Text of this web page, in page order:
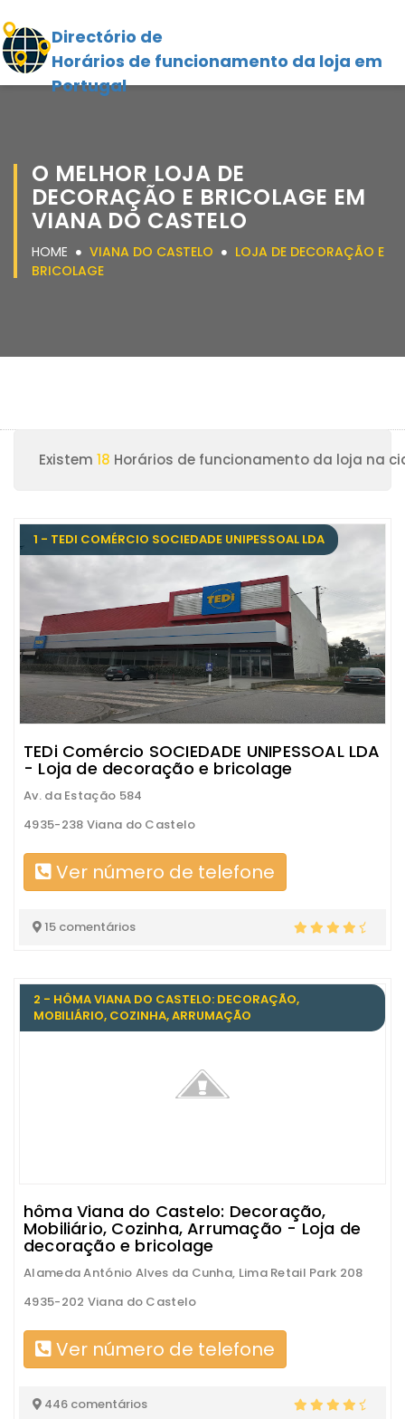
Directório de
Horários de funcionamento da loja em
Portugal
O MELHOR LOJA DE
DECORAÇÃO E BRICOLAGE EM
VIANA DO CASTELO
HOME VIANA DO CASTELO
LOJA DE DECORAÇÃO E
BRICOLAGE
Existem 18 Horários de funcionamento da loja na
1 - TEDI COMÉRCIO SOCIEDADE UNIPESSOAL LDA
TEDi Comércio SOCIEDADE UNIPESSOAL LDA
- Loja de decoração e bricolage
Av. da Estação 584
4935-238 Viana do Castelo
Ver número de telefone
15 comentários
2 - HÔMA VIANA DO CASTELO: DECORAÇÃO,
MOBILIÁRIO, COZINHA, ARRUMAÇÃO
hôma Viana do Castelo: Decoração,
Mobiliário, Cozinha, Arrumação - Loja de
decoração e bricolage
Alameda António Alves da Cunha, Lima Retail Park 208
4935-202 Viana do Castelo
Ver número de telefone
446 comentários